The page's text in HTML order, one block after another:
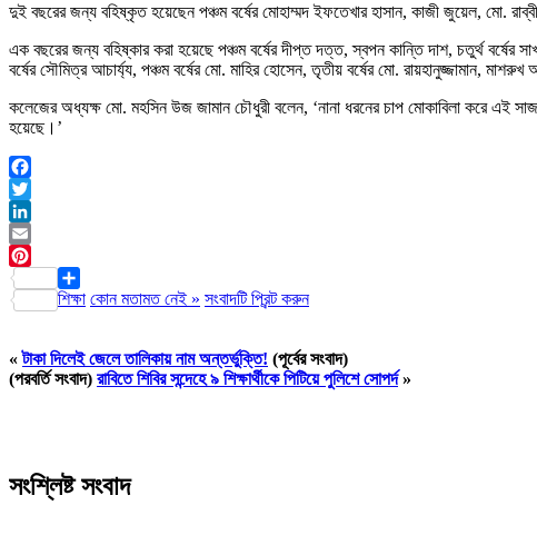
দুই বছরের জন্য বহিষ্কৃত হয়েছেন পঞ্চম বর্ষের মোহাম্মদ ইফতেখার হাসান, কাজী জুয়েল, মো.
এক বছরের জন্য বহিষ্কার করা হয়েছে পঞ্চম বর্ষের দীপ্ত দত্ত, স্বপন কান্তি দাশ, চতুর্থ বর্ষের
বর্ষের সৌমিত্র আচার্য্য, পঞ্চম বর্ষের মো. মাহির হোসেন, তৃতীয় বর্ষের মো. রায়হানুজ্জামান,
কলেজের অধ্যক্ষ মো. মহসিন উজ জামান চৌধুরী বলেন, ‘নানা ধরনের চাপ মোকাবিলা করে এই
হয়েছে।’
Facebook
Twitter
LinkedIn
Email
Pinterest
Share
শিক্ষা কোন মতামত নেই » সংবাদটি প্রিন্ট করুন
«টাকা দিলেই জেলে তালিকায় নাম অন্তর্ভুক্তি! (পূর্বের সংবাদ)
(পরবর্তি সংবাদ) রাবিতে শিবির সন্দেহে ৯ শিক্ষার্থীকে পিটিয়ে পুলিশে সোপর্দ»
সংশ্লিষ্ট সংবাদ